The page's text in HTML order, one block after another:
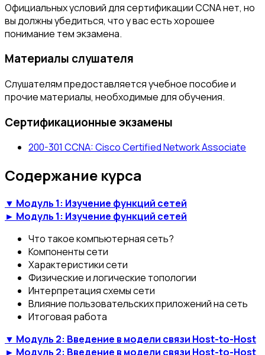
Официальных условий для сертификации CCNA нет, но
вы должны убедиться, что у вас есть хорошее
понимание тем экзамена.
Материалы слушателя
Слушателям предоставляется учебное пособие и
прочие материалы, необходимые для обучения.
Сертификационные экзамены
200-301 CCNA: Cisco Certified Network Associate
Содержание курса
▼ Модуль 1: Изучение функций сетей
► Модуль 1: Изучение функций сетей
Что такое компьютерная сеть?
Компоненты сети
Характеристики сети
Физические и логические топологии
Интерпретация схемы сети
Влияние пользовательских приложений на сеть
Итоговая работа
▼ Модуль 2: Введение в модели связи Host-to-Host
► Модуль 2: Введение в модели связи Host-to-Host